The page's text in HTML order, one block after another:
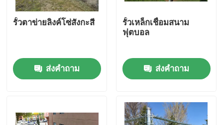
เกี่ยวกับเรา
รั้วตาข่ายลิงค์โซ่สังกะสี
ส่งคำถาม
รั้วเหล็กเชื่อมสนาม
ฟุตบอล
ส่งคำถาม